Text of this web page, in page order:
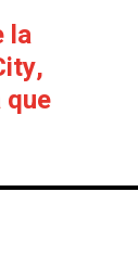
la
que